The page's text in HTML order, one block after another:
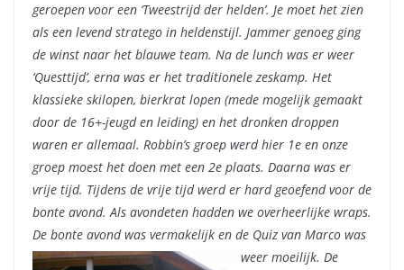
geroepen voor een ‘Tweestrijd der helden’. Je moet het zien
als een levend stratego in heldenstijl. Jammer genoeg ging
de winst naar het blauwe team. Na de lunch was er weer
‘Questtijd’, erna was er het traditionele zeskamp. Het
klassieke skilopen, bierkrat lopen (mede mogelijk gemaakt
door de 16+-jeugd en leiding) en het dronken droppen
waren er allemaal. Robbin’s groep werd hier 1e en onze
groep moest het doen met een 2e plaats. Daarna was er
vrije tijd. Tijdens de vrije tijd werd er hard geoefend voor de
bonte avond. Als avondeten hadden we overheerlijke wraps.
De bonte avond was vermakelijk en de Quiz van Marco was
weer moeilijk. De